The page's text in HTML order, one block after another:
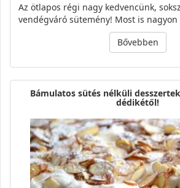
Az ötlapos régi nagy kedvencünk,
vendégváró sütemény! Most is
Bővebben
Bámulatos sütés nélküli
dédikétől!